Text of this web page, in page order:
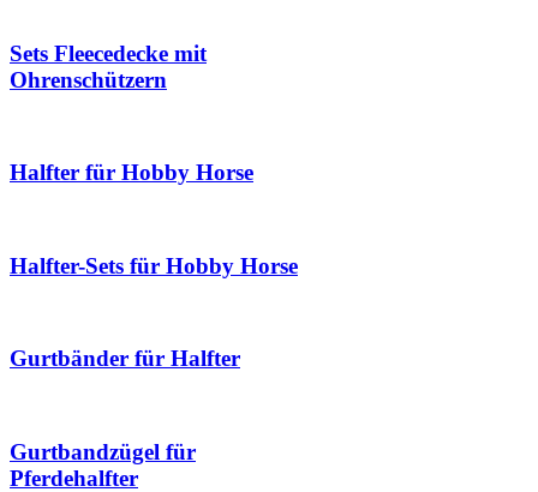
Sets Fleecedecke mit
Ohrenschützern
Halfter für Hobby Horse
Halfter-Sets für Hobby Horse
Gurtbänder für Halfter
Gurtbandzügel für
Pferdehalfter